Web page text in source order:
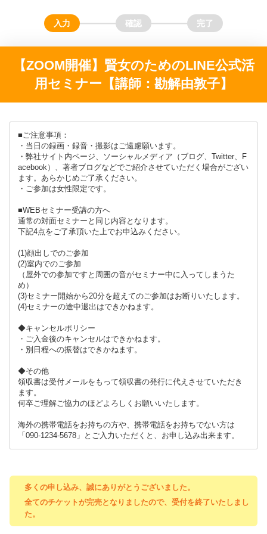
【ZOOM開催】賢女のためのLINE公式活
用セミナー【講師：勘解由敦子】
■ご注意事項：
・当日の録画・録音・撮影はご遠慮願います。
・弊社サイト内ページ、ソーシャルメディア（ブログ、Twitter、F
acebook）、著者ブログなどでご紹介させていただく場合がござい
ます。あらかじめご了承ください。
・ご参加は女性限定です。
■WEBセミナー受講の方へ
通常の対面セミナーと同じ内容となります。
下記4点をご了承頂いた上でお申込みください。
(1)顔出しでのご参加
(2)室内でのご参加
（屋外での参加ですと周囲の音がセミナー中に入ってしまうた
め）
(3)セミナー開始から20分を超えてのご参加はお断りいたします。
(4)セミナーの途中退出はできかねます。
◆キャンセルポリシー
・ご入金後のキャンセルはできかねます。
・別日程への振替はできかねます。
◆その他
領収書は受付メールをもって領収書の発行に代えさせていただき
ます。
何卒ご理解ご協力のほどよろしくお願いいたします。
海外の携帯電話をお持ちの方や、携帯電話をお持ちでない方は
「090-1234-5678」とご入力いただくと、お申し込み出来ます。
多くの申し込み、誠にありがとうございました。
全てのチケットが完売となりましたので、受付を終了いたしまし
た。